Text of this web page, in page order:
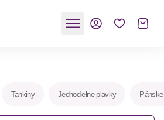
Tankiny Jednodielne plavky